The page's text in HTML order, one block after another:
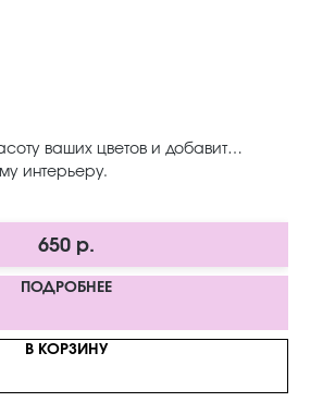
ваших цветов и добавит
интерьеру.
650 р.
ПОДРОБНЕЕ
В КОРЗИНУ